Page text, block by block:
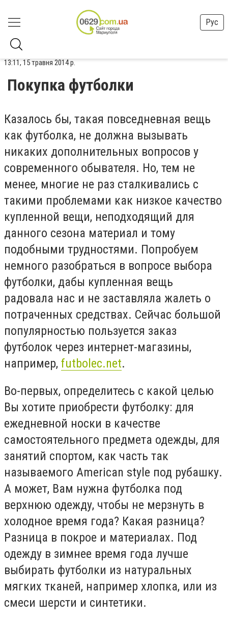
Рус
13:11, 15 травня 2014 р.
Покупка футболки
Казалось бы, такая повседневная вещь
как футболка, не должна вызывать
никаких дополнительных вопросов у
современного обывателя. Но, тем не
менее, многие не раз сталкивались с
такими проблемами как низкое качество
купленной вещи, неподходящий для
данного сезона материал и тому
подобными трудностями. Попробуем
немного разобраться в вопросе выбора
футболки, дабы купленная вещь
радовала нас и не заставляла жалеть о
потраченных средствах. Сейчас большой
популярностью пользуется заказ
футболок через интернет-магазины,
например, futbolec.net.
Во-первых, определитесь с какой целью
Вы хотите приобрести футболку: для
ежедневной носки в качестве
самостоятельного предмета одежды, для
занятий спортом, как часть так
называемого American style под рубашку.
А может, Вам нужна футболка под
верхнюю одежду, чтобы не мерзнуть в
холодное время года? Какая разница?
Разница в покрое и материалах. Под
одежду в зимнее время года лучше
выбирать футболки из натуральных
мягких тканей, например хлопка, или из
смеси шерсти и синтетики.